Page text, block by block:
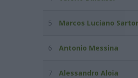
5 Marcos Luciano
6 Antonio Messina
7 Alessandro Aloia